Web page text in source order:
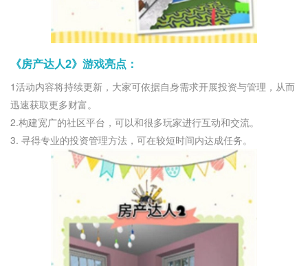
《房产达人2》游戏亮点：
1活动内容将持续更新，大家可依据自身需求开展投资与管理，从而
迅速获取更多财富。
2.构建宽广的社区平台，可以和很多玩家进行互动和交流。
3. 寻得专业的投资管理方法，可在较短时间内达成任务。